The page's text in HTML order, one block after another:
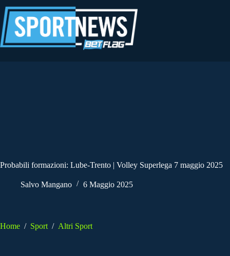
al
contenuto
Probabili formazioni: Lube-Trento | Volley Superlega 7 maggio 2025
Salvo Mangano 6 Maggio 2025
Home / Sport / Altri Sport